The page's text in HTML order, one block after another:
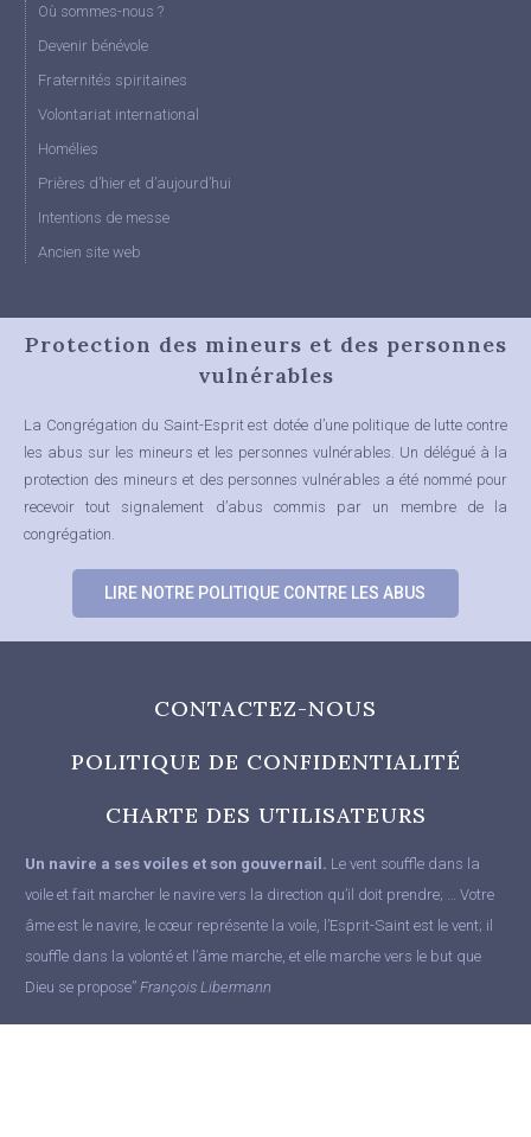
Où sommes-nous ?
Devenir bénévole
Fraternités spiritaines
Volontariat international
Homélies
Prières d’hier et d’aujourd’hui
Intentions de messe
Ancien site web
Protection des mineurs et des personnes
vulnérables
La Congrégation du Saint-Esprit est dotée d’une politique de lutte contre
les abus sur les mineurs et les personnes vulnérables. Un délégué à la
protection des mineurs et des personnes vulnérables a été nommé pour
recevoir tout signalement d’abus commis par un membre de la
congrégation.
LIRE NOTRE POLITIQUE CONTRE LES ABUS
CONTACTEZ-NOUS
POLITIQUE DE CONFIDENTIALITÉ
CHARTE DES UTILISATEURS
Un navire a ses voiles et son gouvernail. Le vent souffle dans la
voile et fait marcher le navire vers la direction qu’il doit prendre; … Votre
âme est le navire, le cœur représente la voile, l’Esprit-Saint est le vent; il
souffle dans la volonté et l’âme marche, et elle marche vers le but que
Dieu se propose” François Libermann